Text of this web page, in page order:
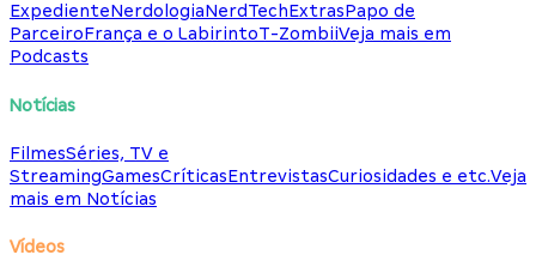
ExpedienteNerdologiaNerdTechExtrasPapo de
ParceiroFrança e o LabirintoT-ZombiiVeja mais em
Podcasts
Notícias
FilmesSéries, TV e
StreamingGamesCríticasEntrevistasCuriosidades e etc.Veja
mais em Notícias
Vídeos